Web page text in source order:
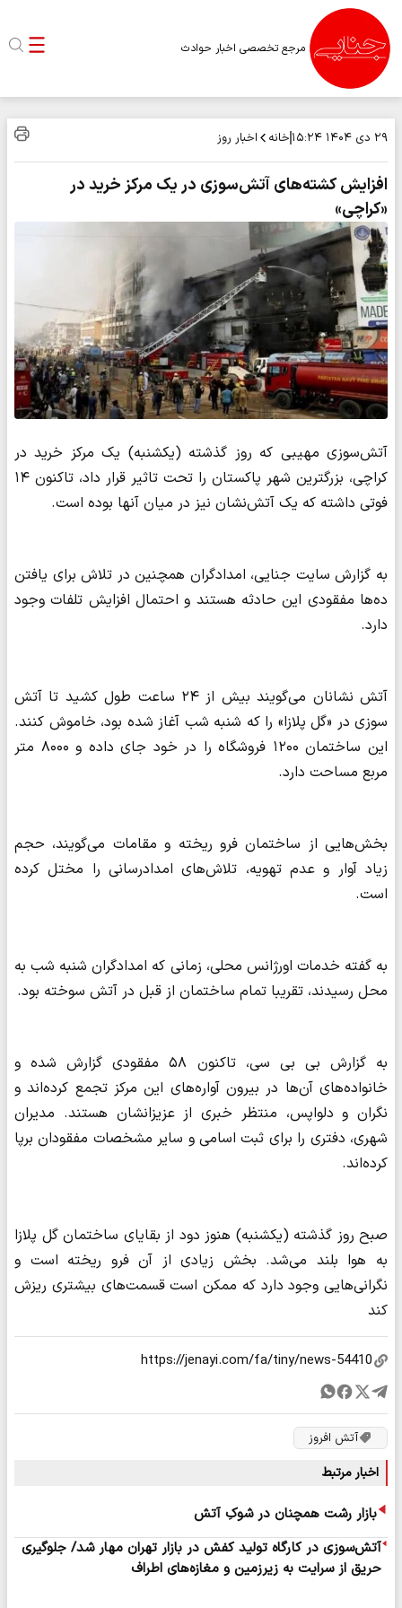
مرجع تخصصی اخبار حوادث
۲۹ دی ۱۴۰۴ ۱۵:۲۴ خانه اخبار روز
افزایش کشته‌های آتش‌سوزی در یک مرکز خرید در
«کراچی»
آتش‌سوزی مهیبی که روز گذشته (یکشنبه) یک مرکز خرید در
کراچی، بزرگترین شهر پاکستان را تحت تاثیر قرار داد، تاکنون ۱۴
فوتی داشته که یک آتش‌نشان نیز در میان آنها بوده است.
به گزارش سایت جنایی، امدادگران همچنین در تلاش برای یافتن
ده‌ها مفقودی این حادثه هستند و احتمال افزایش تلفات وجود
دارد.
آتش نشانان می‌گویند بیش از ۲۴ ساعت طول کشید تا آتش
سوزی در «گل پلازا» را که شنبه شب آغاز شده بود، خاموش کنند.
این ساختمان ۱۲۰۰ فروشگاه را در خود جای داده و ۸۰۰۰ متر
مربع مساحت دارد.
بخش‌هایی از ساختمان فرو ریخته و مقامات می‌گویند، حجم
زیاد آوار و عدم تهویه، تلاش‌های امدادرسانی را مختل کرده
است.
به گفته خدمات اورژانس محلی، زمانی که امدادگران شنبه شب به
محل رسیدند، تقریبا تمام ساختمان از قبل در آتش سوخته بود.
به گزارش بی بی سی، تاکنون ۵۸ مفقودی گزارش شده‌ و
خانواده‌های آن‌ها در بیرون آواره‌های این مرکز تجمع کرده‌اند و
نگران و دلواپس، منتظر خبری از عزیزانشان هستند. مدیران
شهری، دفتری را برای ثبت اسامی و سایر مشخصات مفقودان برپا
کرده‌اند.
صبح روز گذشته (یکشنبه) هنوز دود از بقایای ساختمان گل پلازا
به هوا بلند می‌شد. بخش زیادی از آن فرو ریخته است و
نگرانی‌هایی وجود دارد که ممکن است قسمت‌های بیشتری ریزش
کند
آتش افروز
اخبار مرتبط
بازار رشت همچنان در شوکِ آتش
آتش‌سوزی در کارگاه تولید کفش در بازار تهران مهار شد/ جلوگیری
حریق از سرایت به زیرزمین و مغازه‌های اطراف